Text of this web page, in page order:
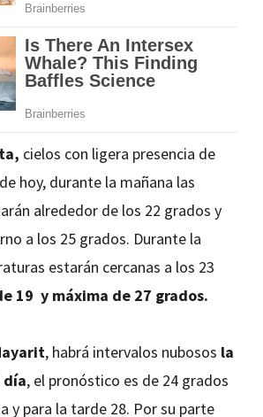
cielos con ligera presencia de
hoy, durante la mañana las
alrededor de los 22 grados y
a los 25 grados. Durante la
estarán cercanas a los 23
19 y máxima de 27 grados.
, habrá intervalos nubosos la
día, el pronóstico es de 24 grados
y para la tarde 28. Por su parte